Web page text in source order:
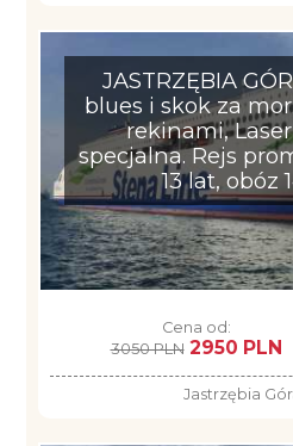
JASTRZĘBIA
blues i skok za
rekinami,
specjalna. Rejs
13 lat, obóz
Cena od:
3050 PLN 2950 PLN
Jastrzębia